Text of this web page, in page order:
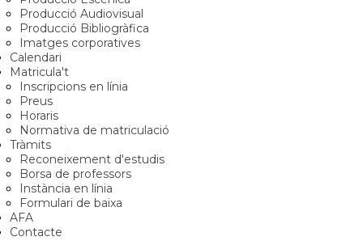
Producció Audiovisual
Producció Bibliogràfica
Imatges corporatives
Calendari
Matricula't
Inscripcions en línia
Preus
Horaris
Normativa de matriculació
Tràmits
Reconeixement d'estudis
Borsa de professors
Instància en línia
Formulari de baixa
AFA
Contacte